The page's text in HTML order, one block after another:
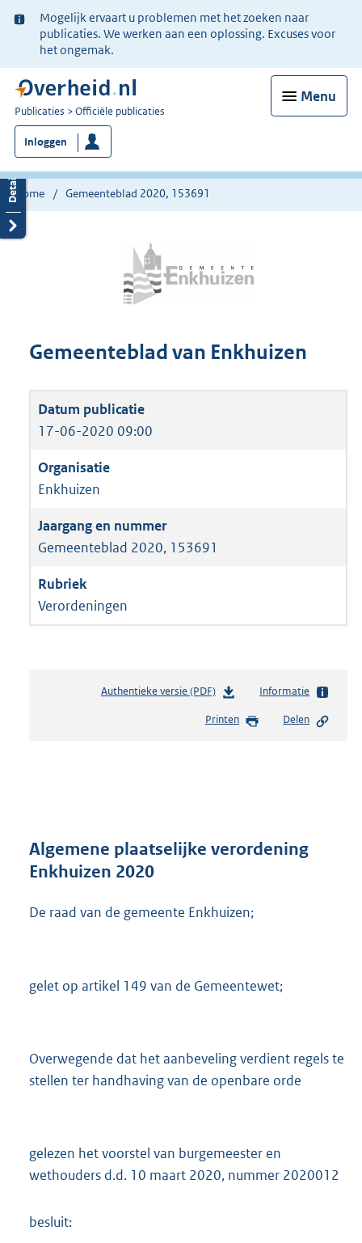
Ter
informatie:
Mogelijk ervaart u problemen met het zoeken naar
publicaties. We werken aan een oplossing. Excuses voor
het ongemak.
Menu
U
bent
nu
hier:
Publicaties Officiële publicaties
Inloggen
Home Gemeenteblad 2020, 153691
Gemeenteblad van Enkhuizen
17-06-2020 09:00
Enkhuizen
Gemeenteblad 2020, 153691
Verordeningen
Authentieke versie (PDF)b
s
r
t
Informatie
Printen Delen
Algemene plaatselijke verordening
Enkhuizen 2020
De raad van de gemeente Enkhuizen;
gelet op artikel 149 van de Gemeentewet;
Overwegende dat het aanbeveling verdient regels te
stellen ter handhaving van de openbare orde
gelezen het voorstel van burgemeester en
wethouders d.d. 10 maart 2020, nummer 2020012
besluit: